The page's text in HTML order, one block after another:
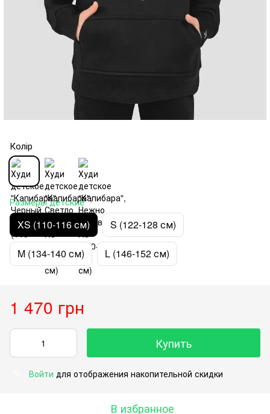
Колір
Размеры детские
XS (110-116 см) S (122-128 см)
M (134-140 см) L (146-152 см)
1 470 грн
Купить
Войти для отображения накопительной скидки
В избранное